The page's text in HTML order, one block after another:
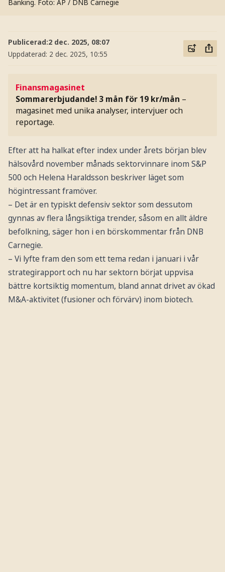
Banking. Foto: AP / DNB Carnegie
Publicerad:2 dec. 2025, 08:07
Uppdaterad: 2 dec. 2025, 10:55
Finansmagasinet
Sommarerbjudande! 3 mån för 19 kr/mån –
magasinet med unika analyser, intervjuer och
reportage.
Efter att ha halkat efter index under årets början blev
hälsovård november månads sektorvinnare inom S&P
500 och Helena Haraldsson beskriver läget som
högintressant framöver.
– Det är en typiskt defensiv sektor som dessutom
gynnas av flera långsiktiga trender, såsom en allt äldre
befolkning, säger hon i en börskommentar från DNB
Carnegie.
– Vi lyfte fram den som ett tema redan i januari i vår
strategirapport och nu har sektorn börjat uppvisa
bättre kortsiktig momentum, bland annat drivet av ökad
M&A-aktivitet (fusioner och förvärv) inom biotech.